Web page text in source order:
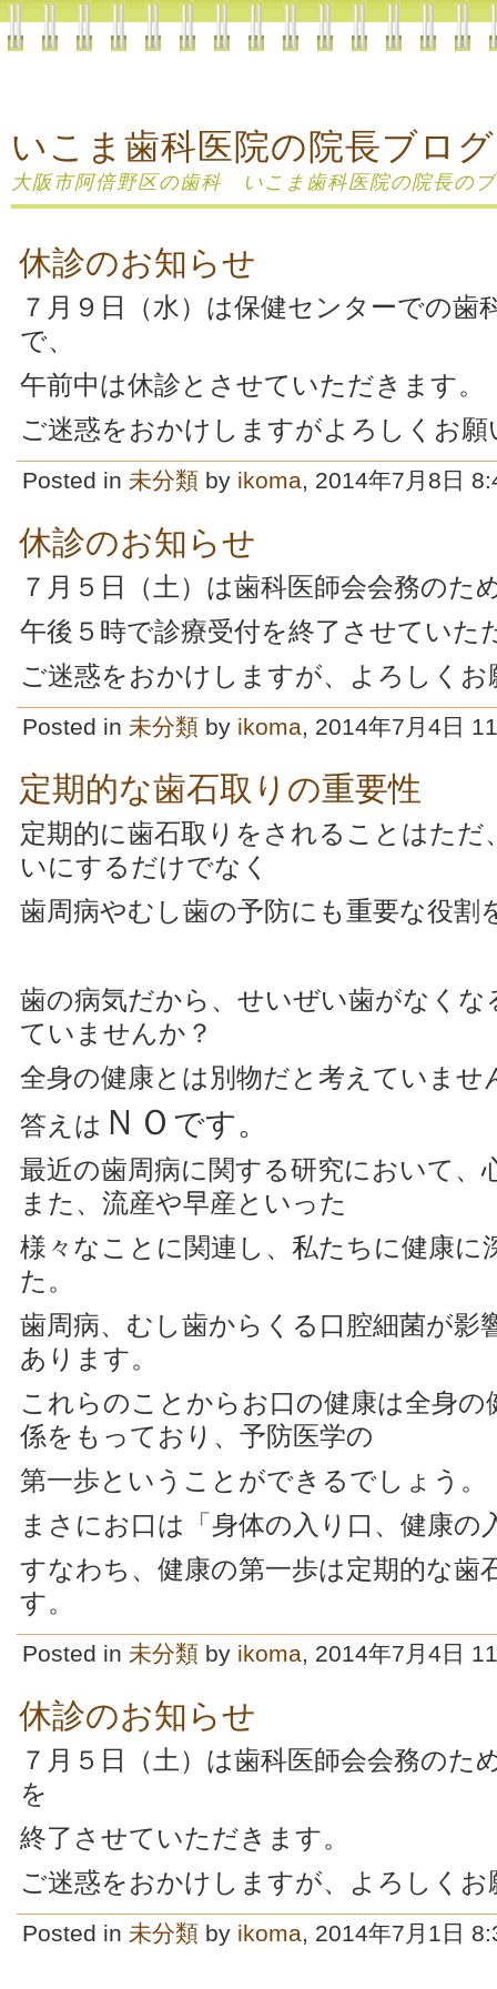
いこま歯科医院の院長ブログ
大阪市阿倍野区の歯科 いこま歯科医院の院長の
休診のお知らせ
７月９日（水）は保健センターでの歯
で、
午前中は休診とさせていただきます。
ご迷惑をおかけしますがよろしくお願
Posted in 未分類 by ikoma, 2014年7月8日
休診のお知らせ
７月５日（土）は歯科医師会会務のた
午後５時で診療受付を終了させていた
ご迷惑をおかけしますが、よろしくお
Posted in 未分類 by ikoma, 2014年7月4日
定期的な歯石取りの重要性
定期的に歯石取りをされることはただ
いにするだけでなく
歯周病やむし歯の予防にも重要な役割
歯の病気だから、せいぜい歯がなく
ていませんか？
全身の健康とは別物だと考えていませ
答えは ＮＯ です。
最近の歯周病に関する研究において、
また、流産や早産といった
様々なことに関連し、私たちに健康に
た。
歯周病、むし歯からくる口腔細菌が影
あります。
これらのことからお口の健康は全身
係をもっており、予防医学の
第一歩ということができるでしょう。
まさにお口は「身体の入り口、健康の
すなわち、健康の第一歩は定期的な歯
す。
Posted in 未分類 by ikoma, 2014年7月4日
休診のお知らせ
７月５日（土）は歯科医師会会務のた
を
終了させていただきます。
ご迷惑をおかけしますが、よろしくお
Posted in 未分類 by ikoma, 2014年7月1日